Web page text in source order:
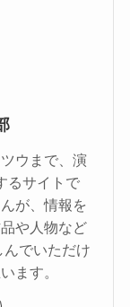
ウまで、演
るサイトで
が、情報を
や人物など
んでいただけ
ます。